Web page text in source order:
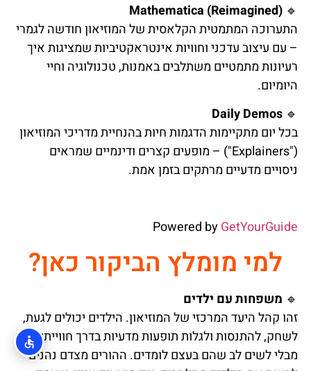
🔹
Mathematica (Reimagined)
התערוכה המתמטית הקלאסית של המוזיאון חודשה לגמרי
– עם עיצוב עדכני וחוויות אינטראקטיביות שמציגות איך
רעיונות מתמטיים משתלבים באמנות, טכנולוגיה וחיי
היומיום.
🔹
Daily Demos
בכל יום מתקיימות הדגמות חיות בהנחיית מדריכי המוזיאון
("Explainers") – מופעים קצרים ודינמיים שמראים
ניסויים מדעיים מרתקים בזמן אמת.
Powered byGetYourGuide
למי מומלץ הביקור כאן?
🔹 משפחות עם ילדים
זהו קהל היעד המרכזי של המוזיאון. הילדים יכולים לגעת,
לשחק, להתנסות ולגלות תופעות מדעיות בדרך חווייתית –
מבלי לשים לב שהם בעצם לומדים. ההורים מצדם נהנים